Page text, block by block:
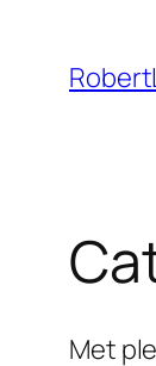
Met